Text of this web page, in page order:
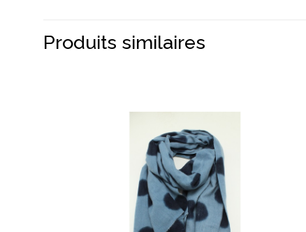
Produits similaires